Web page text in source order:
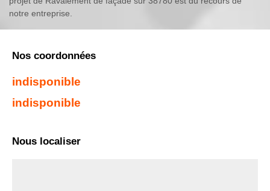
notre entreprise.
Nos coordonnées
indisponible
indisponible
Nous localiser